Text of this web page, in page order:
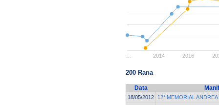
2014 2016
200 Rana
Data
18/05/2012 12° MEMORIAL